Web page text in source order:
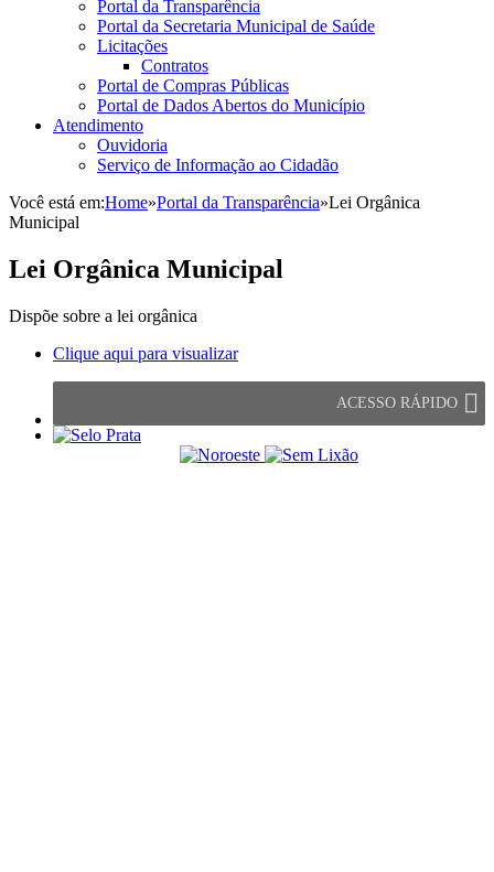
Portal da Transparência
Portal da Secretaria Municipal de Saúde
Licitações
Contratos
Portal de Compras Públicas
Portal de Dados Abertos do Município
Atendimento
Ouvidoria
Serviço de Informação ao Cidadão
Você está em:Home»Portal da Transparência»Lei Orgânica
Municipal
Lei Orgânica Municipal
Dispõe sobre a lei orgânica
Clique aqui para visualizar
ACESSO RÁPIDO